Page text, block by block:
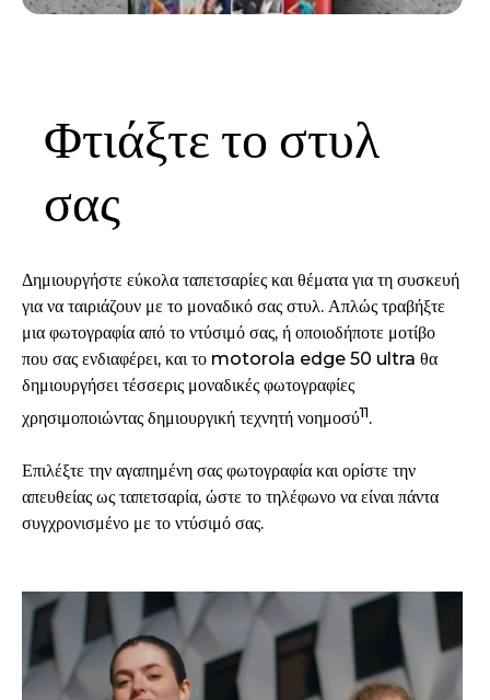
Φτιάξτε το στυλ
σας
Δημιουργήστε εύκολα ταπετσαρίες και θέματα για τη συσκευή
για να ταιριάζουν με το μοναδικό σας στυλ. Απλώς τραβήξτε
μια φωτογραφία από το ντύσιμό σας, ή οποιοδήποτε μοτίβο
που σας ενδιαφέρει, και το motorola edge 50 ultra θα
δημιουργήσει τέσσερις μοναδικές φωτογραφίες
χρησιμοποιώντας δημιουργική τεχνητή νοημοσύ11.
Επιλέξτε την αγαπημένη σας φωτογραφία και ορίστε την
απευθείας ως ταπετσαρία, ώστε το τηλέφωνο να είναι πάντα
συγχρονισμένο με το ντύσιμό σας.